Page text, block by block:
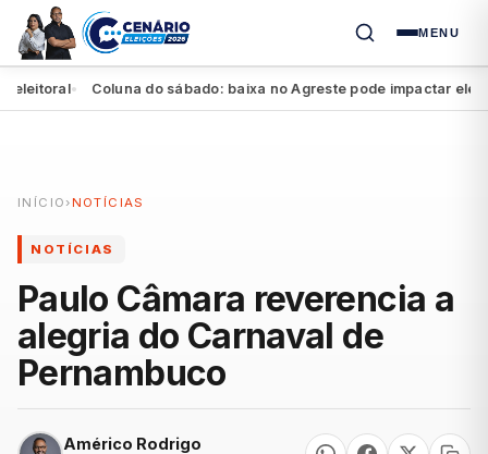
MENU
● Coluna do sábado: baixa no Agreste pode impactar eleição
INÍCIO › NOTÍCIAS
NOTÍCIAS
Paulo Câmara reverencia a
alegria do Carnaval de
Pernambuco
Américo Rodrigo